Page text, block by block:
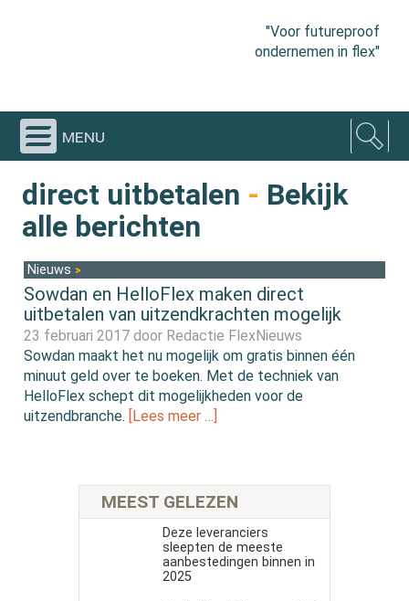
"Voor futureproof
ondernemen in flex"
menu
direct uitbetalen - Bekijk
alle berichten
Nieuws
Sowdan en HelloFlex maken direct
uitbetalen van uitzendkrachten mogelijk
23 februari 2017 door Redactie FlexNieuws
Sowdan maakt het nu mogelijk om gratis binnen één
minuut geld over te boeken. Met de techniek van
HelloFlex schept dit mogelijkheden voor de
uitzendbranche. [Lees meer …]
MEEST GELEZEN
Deze leveranciers
sleepten de meeste
aanbestedingen binnen in
2025